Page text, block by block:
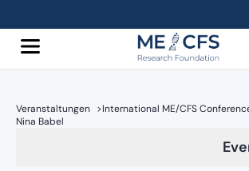
Veranstaltungen >International ME/CFS
Nina Babel